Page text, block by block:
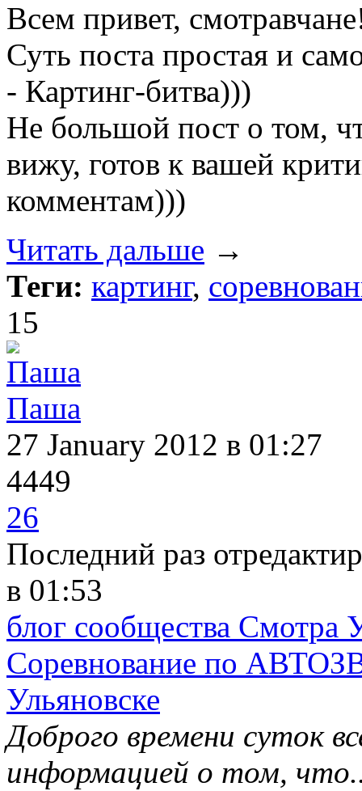
Всем привет,
Суть поста простая и
- Картинг-битва)))
Не большой пост о том,
вижу, готов к вашей
комментам)))
Читать дальше →
Теги: картинг,
15
Паша
27 January 2012 в 01:27
4449
26
Последний раз
в 01:53
блог сообщества Смотра
Соревнование по
Ульяновске
Доброго времени суток
информацией о том,